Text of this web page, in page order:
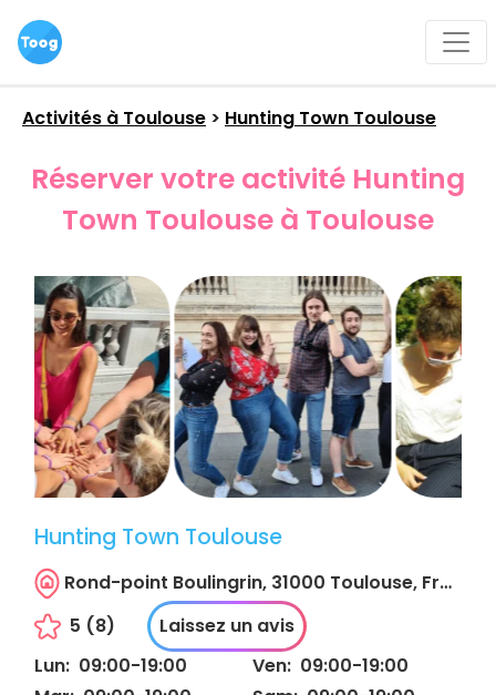
Activités à Toulouse > Hunting Town Toulouse
Réserver votre activité Hunting
Town Toulouse à Toulouse
Hunting Town Toulouse
Rond-point Boulingrin, 31000 Toulouse, France
5 (8)
Laissez un avis
Lun: 09:00-19:00
Ven: 09:00-19:00